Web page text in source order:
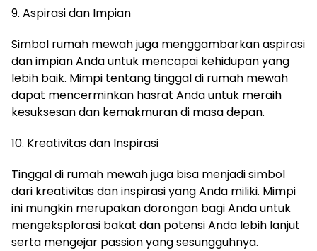
9. Aspirasi dan Impian
Simbol rumah mewah juga menggambarkan aspirasi
dan impian Anda untuk mencapai kehidupan yang
lebih baik. Mimpi tentang tinggal di rumah mewah
dapat mencerminkan hasrat Anda untuk meraih
kesuksesan dan kemakmuran di masa depan.
10. Kreativitas dan Inspirasi
Tinggal di rumah mewah juga bisa menjadi simbol
dari kreativitas dan inspirasi yang Anda miliki. Mimpi
ini mungkin merupakan dorongan bagi Anda untuk
mengeksplorasi bakat dan potensi Anda lebih lanjut
serta mengejar passion yang sesungguhnya.